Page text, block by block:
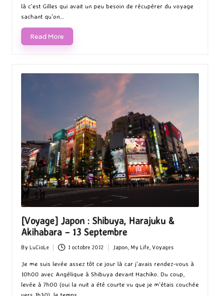
là c'est Gilles qui avait un peu besoin de récupérer du voyage
sachant qu'on…
Read More
[Voyage] Japon : Shibuya, Harajuku &
Akihabara – 13 Septembre
Posted
by
By LuCioLe 1 octobre 2012
Posted
in
Japon, My Life, Voyages
Je me suis levée assez tôt ce jour là car j'avais rendez-vous à
10h00 avec Angélique à Shibuya devant Hachiko. Du coup,
levée à 7h00 (oui la nuit a été courte vu que je m'étais couchée